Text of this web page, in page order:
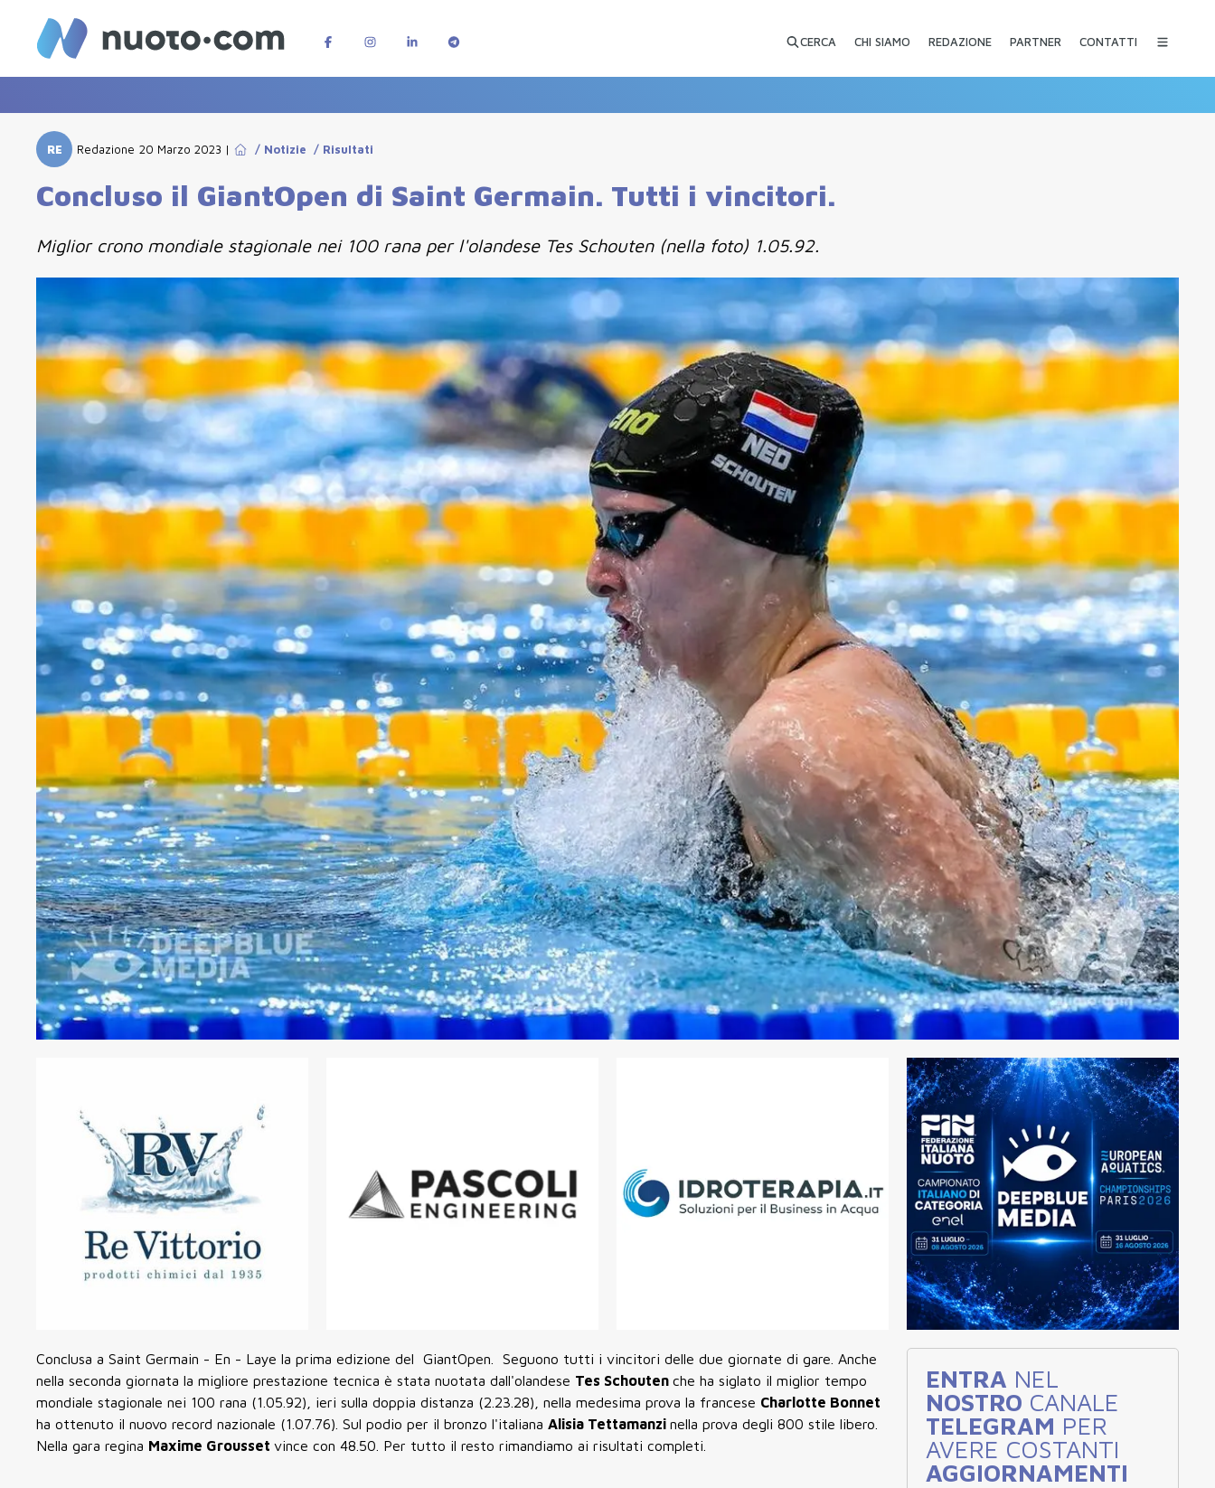
CERCA CHI SIAMO REDAZIONE PARTNER CONTATTI
RE Redazione 20 Marzo 2023 | / Notizie / Risultati
Concluso il GiantOpen di Saint Germain. Tutti i vincitori.
Miglior crono mondiale stagionale nei 100 rana per l'olandese Tes Schouten (nella foto) 1.05.92.
Conclusa a Saint Germain - En - Laye la prima edizione del GiantOpen. Seguono tutti i vincitori delle due giornate di gare. Anche
nella seconda giornata la migliore prestazione tecnica è stata nuotata dall'olandese Tes Schouten che ha siglato il miglior tempo
mondiale stagionale nei 100 rana (1.05.92), ieri sulla doppia distanza (2.23.28), nella medesima prova la francese Charlotte Bonnet
ha ottenuto il nuovo record nazionale (1.07.76). Sul podio per il bronzo l'italiana Alisia Tettamanzi nella prova degli 800 stile libero.
Nella gara regina Maxime Grousset vince con 48.50. Per tutto il resto rimandiamo ai risultati completi.
ENTRA NEL
NOSTRO CANALE
TELEGRAM PER
AVERE COSTANTI
AGGIORNAMENTI